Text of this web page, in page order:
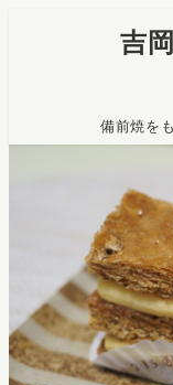
吉
備前焼を